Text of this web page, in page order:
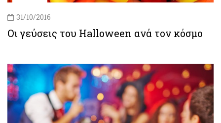
31/10/2016
Οι γεύσεις του Halloween ανά τον κόσμο